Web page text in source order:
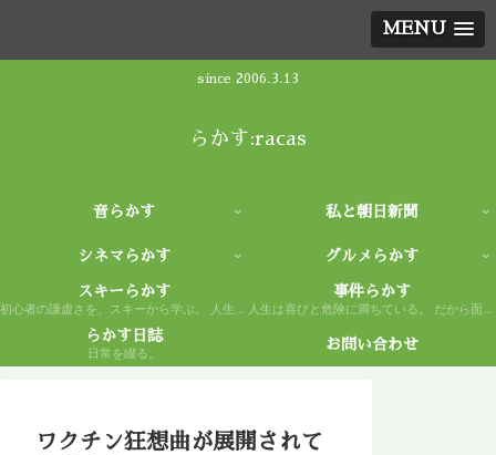
MENU
since 2006.3.13
らかす:racas
音らかす 私と朝日新聞
シネマらかす グルメらかす
スキーらかす
初心者の謙虚さを、スキーから学ぶ。 人生もまた然り。
事件らかす
人生は喜びと危険に満ちている。 だから面白い。
らかす日誌
日常を綴る。
お問い合わせ
ワクチン狂想曲が展開されて